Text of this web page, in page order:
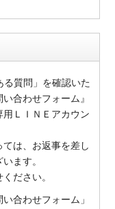
る質問」を確認いた
合わせフォーム』
用ＬＩＮＥアカウン
は、お返事を差し
ます。
ださい。
合わせフォーム」